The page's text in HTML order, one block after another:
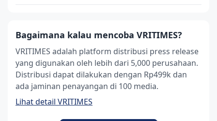
Bagaimana kalau mencoba VRITIMES?
VRITIMES adalah platform distribusi press release
yang digunakan oleh lebih dari 5,000 perusahaan.
Distribusi dapat dilakukan dengan Rp499k dan
ada jaminan penayangan di 100 media.
Lihat detail VRITIMES